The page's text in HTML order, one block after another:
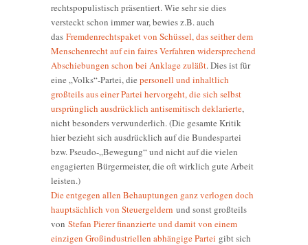
rechtspopulistisch präsentiert. Wie sehr sie dies
versteckt schon immer war, bewies z.B. auch
das Fremdenrechtspaket von Schüssel, das seither dem
Menschenrecht auf ein faires Verfahren widersprechend
Abschiebungen schon bei Anklage zuläßt. Dies ist für
eine „Volks“-Partei, die personell und inhaltlich
großteils aus einer Partei hervorgeht, die sich selbst
ursprünglich ausdrücklich antisemitisch deklarierte,
nicht besonders verwunderlich. (Die gesamte Kritik
hier bezieht sich ausdrücklich auf die Bundespartei
bzw. Pseudo-„Bewegung“ und nicht auf die vielen
engagierten Bürgermeister, die oft wirklich gute Arbeit
leisten.)
Die entgegen allen Behauptungen ganz verlogen doch
hauptsächlich von Steuergeldern und sonst großteils
von Stefan Pierer finanzierte und damit von einem
einzigen Großindustriellen abhängige Partei gibt sich